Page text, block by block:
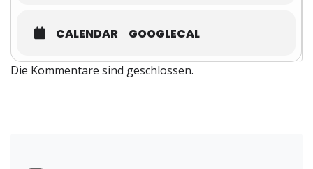
CALENDAR GOOGLECAL
Die Kommentare sind geschlossen.